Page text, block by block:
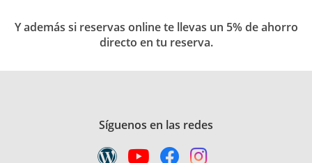
Y además si reservas online te llevas un 5% de ahorro
directo en tu reserva.
Síguenos en las redes